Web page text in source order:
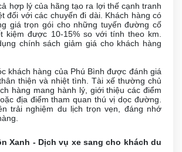
hợp lý của hãng tạo ra lợi thế cạnh tranh
đối với các chuyến đi dài. Khách hàng có
giá trọn gói cho những tuyến đường cố
kiệm được 10-15% so với tính theo km.
chính sách giảm giá cho khách hàng
khách hàng của Phú Bình được đánh giá
thiện và nhiệt tình. Tài xế thường chủ
hàng mang hành lý, giới thiệu các điểm
địa điểm tham quan thú vị dọc đường.
trải nghiệm du lịch trọn vẹn, đáng nhớ
Xanh - Dịch vụ xe sang cho khách du